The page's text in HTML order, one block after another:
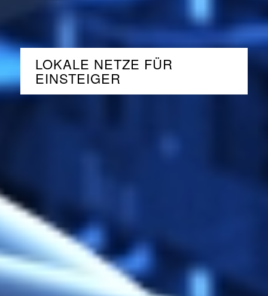
LOKALE NETZE FÜR
EINSTEIGER